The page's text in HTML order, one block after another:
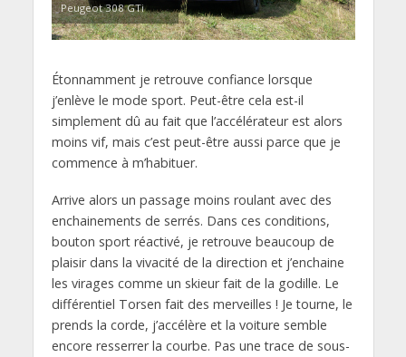
Peugeot 308 GTi
Étonnamment je retrouve confiance lorsque
j’enlève le mode sport. Peut-être cela est-il
simplement dû au fait que l’accélérateur est alors
moins vif, mais c’est peut-être aussi parce que je
commence à m’habituer.
Arrive alors un passage moins roulant avec des
enchainements de serrés. Dans ces conditions,
bouton sport réactivé, je retrouve beaucoup de
plaisir dans la vivacité de la direction et j’enchaine
les virages comme un skieur fait de la godille. Le
différentiel Torsen fait des merveilles ! Je tourne, le
prends la corde, j’accélère et la voiture semble
encore resserrer la courbe. Pas une trace de sous-